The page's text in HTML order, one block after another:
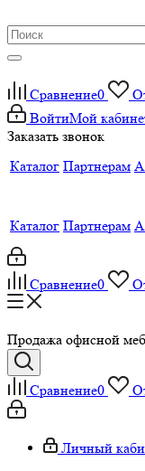
Сравнение0
ВойтиМой
Заказать звонок
Каталог Партнерам
Каталог Партнерам
Сравнение0
Продажа офисной
Сравнение0
Личный